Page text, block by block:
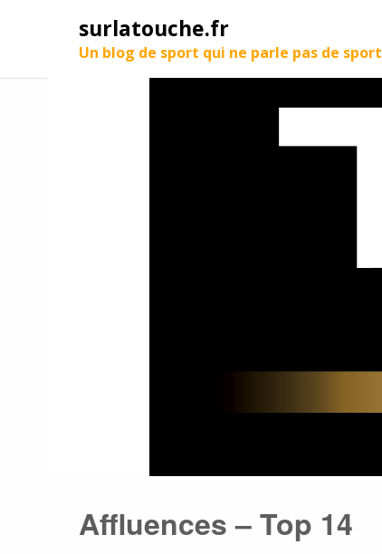
surlatouche.fr
Un blog de sport qui ne parle pas de sport
Affluences – Top 14